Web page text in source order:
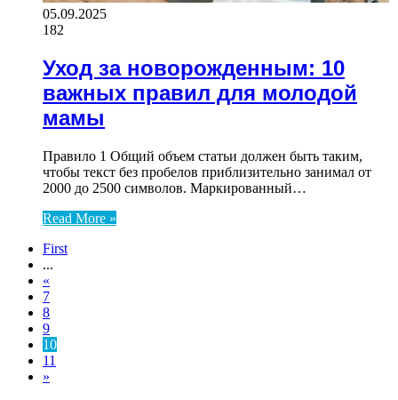
05.09.2025
182
Уход за новорожденным: 10
важных правил для молодой
мамы
Правило 1 Общий объем статьи должен быть таким,
чтобы текст без пробелов приблизительно занимал от
2000 до 2500 символов. Маркированный…
Read More »
First
...
«
7
8
9
10
11
»